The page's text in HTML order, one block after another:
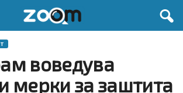
воведува
мерки за заштита